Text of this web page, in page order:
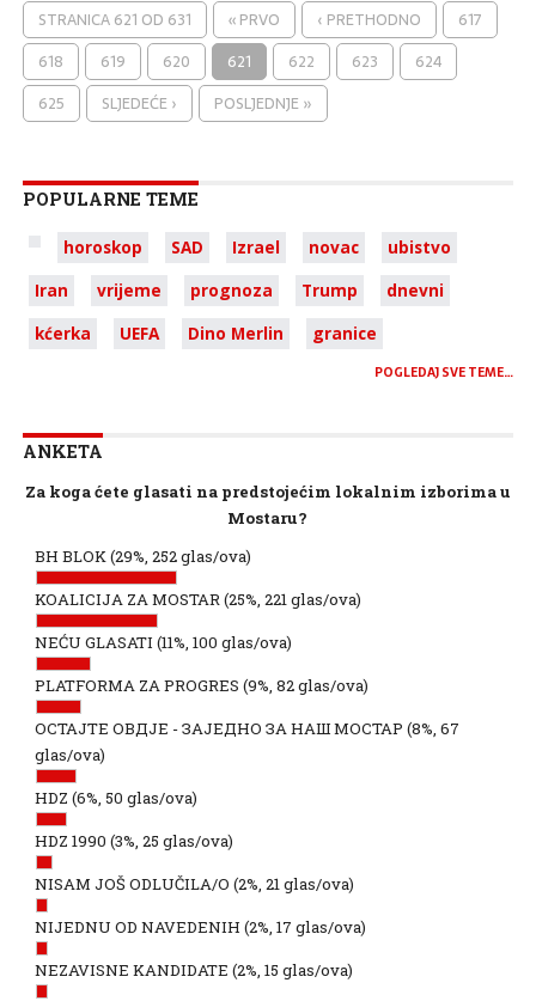
STRANICA 621 OD 631 « PRVO ‹ PRETHODNO
617
618
619 620 621 622 623
624
625
SLJEDEĆE › POSLJEDNJE »
POPULARNE TEME
horoskop SAD Izrael novac
ubistvo
Iran
vrijeme prognoza Trump
dnevni
kćerka
UEFA Dino Merlin granice
POGLEDAJ SVE TEME…
ANKETA
Za koga ćete glasati na predstojećim lokalnim izborima u
Mostaru?
BH BLOK(29%, 252 glas/ova)
KOALICIJA ZA MOSTAR(25%, 221 glas/ova)
NEĆU GLASATI (11%, 100 glas/ova)
PLATFORMA ZA PROGRES (9%, 82 glas/ova)
ОСТАЈТЕ ОВДЈЕ - ЗАЈЕДНО ЗА НАШ МОСТАР (8%, 67
glas/ova)
HDZ (6%, 50 glas/ova)
HDZ 1990 (3%, 25 glas/ova)
NISAM JOŠ ODLUČILA/O (2%, 21 glas/ova)
NIJEDNU OD NAVEDENIH (2%, 17 glas/ova)
NEZAVISNE KANDIDATE (2%, 15 glas/ova)